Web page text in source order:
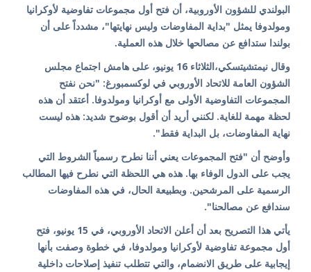
البولندي للشؤون الأوروبية، أن فتح أول مجموعات تفاوضية لأوكرانيا
ومولدوفا يمثل "بداية المفاوضات وليس نهايتها"، مشدداً على أن
بولندا ستدافع عن مصالحها خلال هذه العملية.
وقال نيمتشيتسكي،الثلاثاء 16 يونيو، على هامش اجتماع مجلس
الشؤون العامة للاتحاد الأوروبي في لوكسمبورغ: "نحن نفتح
المجموعات التفاوضية الأولى مع أوكرانيا ومولدوفا. أعتقد أن هذه
لحظة مهمة للغاية. لكنني أريد أن أقول بوضوح شديد: هذه ليست
نهاية المفاوضات، بل البداية فقط".
وأوضح أن "فتح المجموعات يعني أننا نطرح رسمياً الشروط التي
يجب على الدول الوفاء بها. هذه هي اللحظة التي نطرح فيها المطالب
الرسمية على المرشحين. وبطبيعة الحال، في هذه المفاوضات
سندافع عن مصالحنا".
يأتي هذا التصريح بعد أن أعلن الاتحاد الأوروبي، في 15 يونيو، فتح
أول مجموعة تفاوضية لأوكرانيا ومولدوفا، في خطوة وصفت بأنها
إيجابية على طريق الانضمام، والتي تتطلب تنفيذ إصلاحات داخلية